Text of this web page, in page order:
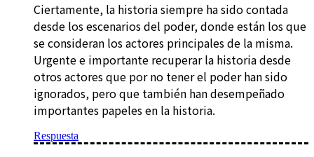
Ciertamente, la historia siempre ha sido contada
desde los escenarios del poder, donde están los que
se consideran los actores principales de la misma.
Urgente e importante recuperar la historia desde
otros actores que por no tener el poder han sido
ignorados, pero que también han desempeñado
importantes papeles en la historia.
Respuesta